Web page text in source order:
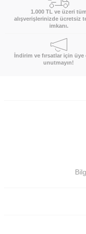
1.000 TL ve üzeri tüm
alışverişlerinizde ücretsiz
imkanı.
İndirim ve fırsatlar için üye
unutmayın!